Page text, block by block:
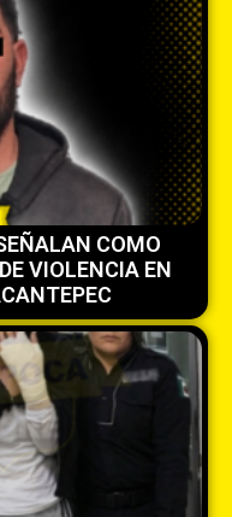
COMO
VIOLENCIA EN